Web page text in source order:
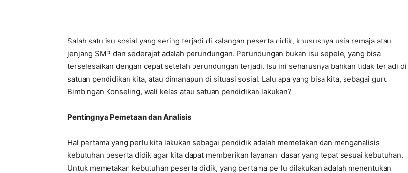
Salah satu isu sosial yang sering terjadi di kalangan peserta didik, khususnya usia remaja atau
jenjang SMP dan sederajat adalah perundungan. Perundungan bukan isu sepele, yang bisa
terselesaikan dengan cepat setelah perundungan terjadi. Isu ini seharusnya bahkan tidak terjadi di
satuan pendidikan kita, atau dimanapun di situasi sosial. Lalu apa yang bisa kita, sebagai guru
Bimbingan Konseling, wali kelas atau satuan pendidikan lakukan?
Pentingnya Pemetaan dan Analisis
Hal pertama yang perlu kita lakukan sebagai pendidik adalah memetakan dan menganalisis
kebutuhan peserta didik agar kita dapat memberikan layanan dasar yang tepat sesuai kebutuhan.
Untuk memetakan kebutuhan peserta didik, yang pertama perlu dilakukan adalah menentukan